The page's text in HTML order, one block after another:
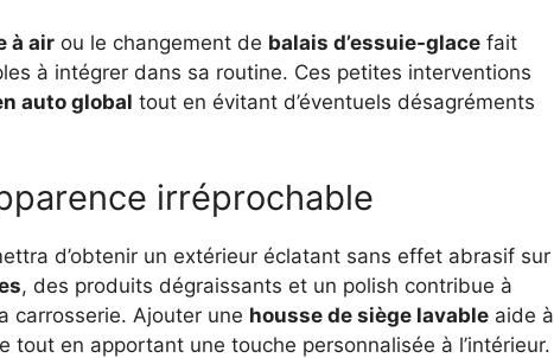
à air ou le changement de balais d’essuie-glace fait
à intégrer dans sa routine. Ces petites interventions
auto global tout en évitant d’éventuels désagréments
irréprochable
d’obtenir un extérieur éclatant sans effet abrasif sur
, des produits dégraissants et un polish contribue à
carrosserie. Ajouter une housse de siège lavable aide à
tout en apportant une touche personnalisée à l’intérieur.